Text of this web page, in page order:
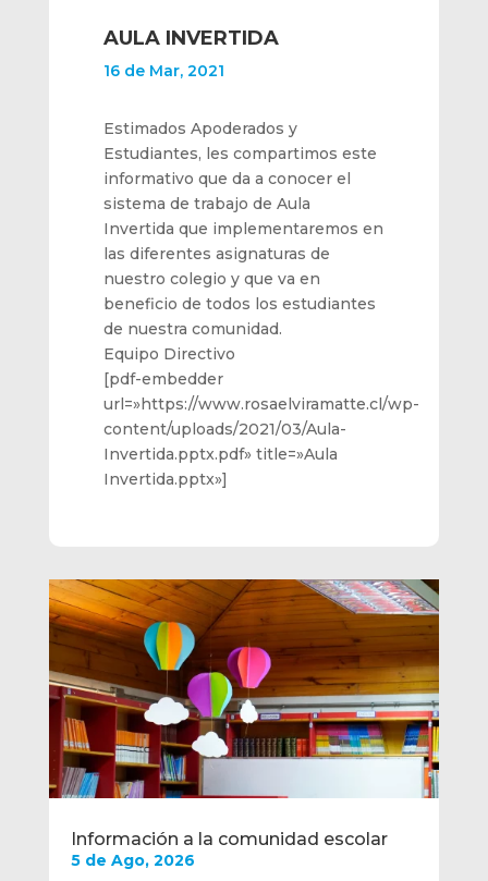
Información a la comunidad escolar
5 de Ago, 2026
AULA INVERTIDA
16 de Mar, 2021
Estimados Apoderados y
Estudiantes, les compartimos este
informativo que da a conocer el
sistema de trabajo de Aula
Invertida que implementaremos en
las diferentes asignaturas de
nuestro colegio y que va en
beneficio de todos los estudiantes
de nuestra comunidad.
Equipo Directivo
[pdf-embedder
url=»https://www.rosaelviramatte.cl/wp-
content/uploads/2021/03/Aula-
Invertida.pptx.pdf» title=»Aula
Invertida.pptx»]